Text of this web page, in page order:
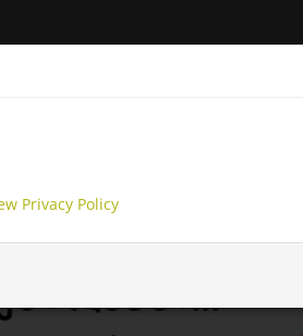
Privacy Policy